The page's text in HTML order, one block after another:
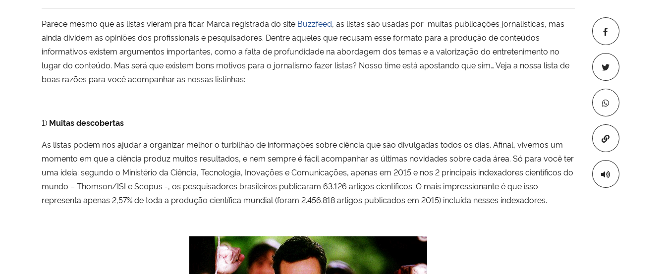
Copiar para
Parece mesmo que as listas vieram pra ficar. Marca registrada do site Buzzfeed, as listas são usadas por muitas publicações jornalísticas, mas
ainda dividem as opiniões dos profissionais e pesquisadores. Dentre aqueles que recusam esse formato para a produção de conteúdos
informativos existem argumentos importantes, como a falta de profundidade na abordagem dos temas e a valorização do entretenimento no
lugar do conteúdo. Mas será que existem bons motivos para o jornalismo fazer listas? Nosso time está apostando que sim… Veja a nossa lista de
boas razões para você acompanhar as nossas listinhas:
1) Muitas descobertas
As listas podem nos ajudar a organizar melhor o turbilhão de informações sobre ciência que são divulgadas todos os dias. Afinal, vivemos um
momento em que a ciência produz muitos resultados, e nem sempre é fácil acompanhar as últimas novidades sobre cada área. Só para você ter
uma ideia: segundo o Ministério da Ciência, Tecnologia, Inovações e Comunicações, apenas em 2015 e nos 2 principais indexadores científicos do
mundo – Thomson/ISI e Scopus -, os pesquisadores brasileiros publicaram 63.126 artigos científicos. O mais impressionante é que isso
representa apenas 2,57% de toda a produção científica mundial (foram 2.456.818 artigos publicados em 2015) incluída nesses indexadores.